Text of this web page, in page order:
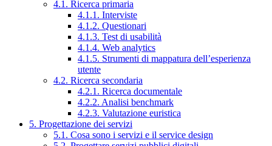
4.1. Ricerca primaria
4.1.1. Interviste
4.1.2. Questionari
4.1.3. Test di usabilità
4.1.4. Web analytics
4.1.5. Strumenti di mappatura dell’esperienza
utente
4.2. Ricerca secondaria
4.2.1. Ricerca documentale
4.2.2. Analisi benchmark
4.2.3. Valutazione euristica
5. Progettazione dei servizi
5.1. Cosa sono i servizi e il service design